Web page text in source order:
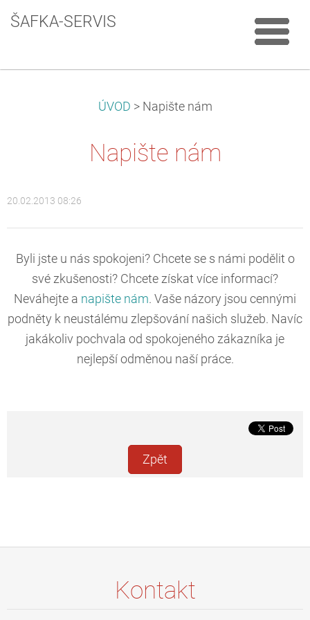
ŠAFKA-SERVIS
ÚVOD > Napište nám
Napište nám
20.02.2013 08:26
Byli jste u nás spokojeni? Chcete se s námi podělit o
své zkušenosti? Chcete získat více informací?
Neváhejte a napište nám. Vaše názory jsou cennými
podněty k neustálému zlepšování našich služeb. Navíc
jakákoliv pochvala od spokojeného zákazníka je
nejlepší odměnou naší práce.
Zpět
Kontakt